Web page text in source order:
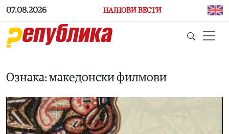
Skip to main content
07.08.2026 НАЈНОВИ ВЕСТИ
Ознака: македонски филмови